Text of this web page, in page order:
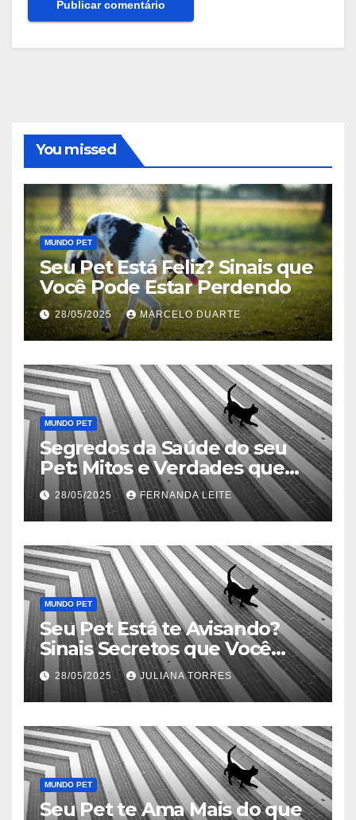
You missed
MUNDO PET
Seu Pet Está Feliz? Sinais que
Você Pode Estar Perdendo
28/05/2025 MARCELO DUARTE
MUNDO PET
Segredos da Saúde do seu
Pet: Mitos e Verdades que
Podem Salvar sua Vida
28/05/2025 FERNANDA LEITE
MUNDO PET
Seu Pet Está te Avisando?
Sinais Secretos que Você
Precisa Conhecer
28/05/2025 JULIANA TORRES
MUNDO PET
Seu Pet te Ama Mais do que